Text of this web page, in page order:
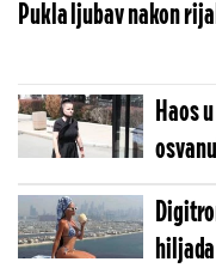
Pukla ljubav nakon
Haos
s
hiljada